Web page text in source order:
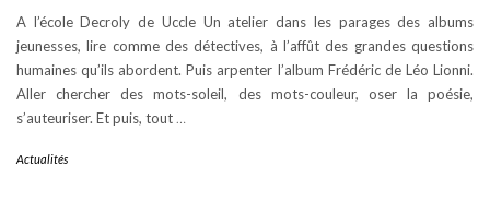
A l’école Decroly de Uccle Un atelier dans les parages des albums
jeunesses, lire comme des détectives, à l’affût des grandes questions
humaines qu’ils abordent. Puis arpenter l’album Frédéric de Léo Lionni.
Aller chercher des mots-soleil, des mots-couleur, oser la poésie,
s’auteuriser. Et puis, tout …
Actualités